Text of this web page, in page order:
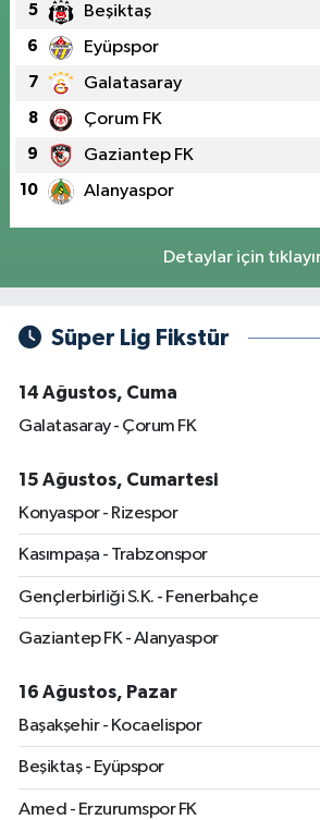
5 Beşiktaş
6 Eyüpspor
7 Galatasaray
8 Çorum FK
9 Gaziantep FK
10 Alanyaspor
Detaylar için
Süper Lig Fikstür
14 Ağustos, Cuma
Galatasaray - Çorum FK
15 Ağustos, Cumartesi
Konyaspor - Rizespor
Kasımpaşa - Trabzonspor
Gençlerbirliği S.K. - Fenerbahçe
Gaziantep FK - Alanyaspor
16 Ağustos, Pazar
Başakşehir - Kocaelispor
Beşiktaş - Eyüpspor
Amed - Erzurumspor FK